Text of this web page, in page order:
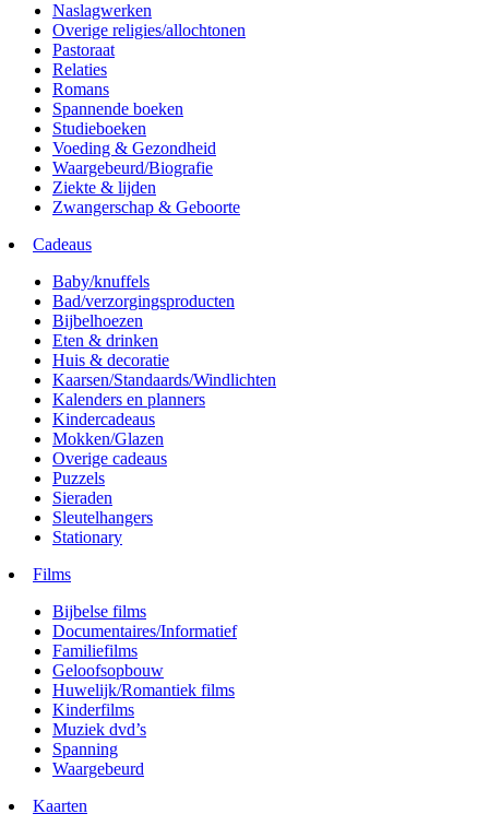
Naslagwerken
Overige religies/allochtonen
Pastoraat
Relaties
Romans
Spannende boeken
Studieboeken
Voeding & Gezondheid
Waargebeurd/Biografie
Ziekte & lijden
Zwangerschap & Geboorte
Cadeaus
Baby/knuffels
Bad/verzorgingsproducten
Bijbelhoezen
Eten & drinken
Huis & decoratie
Kaarsen/Standaards/Windlichten
Kalenders en planners
Kindercadeaus
Mokken/Glazen
Overige cadeaus
Puzzels
Sieraden
Sleutelhangers
Stationary
Films
Bijbelse films
Documentaires/Informatief
Familiefilms
Geloofsopbouw
Huwelijk/Romantiek films
Kinderfilms
Muziek dvd’s
Spanning
Waargebeurd
Kaarten